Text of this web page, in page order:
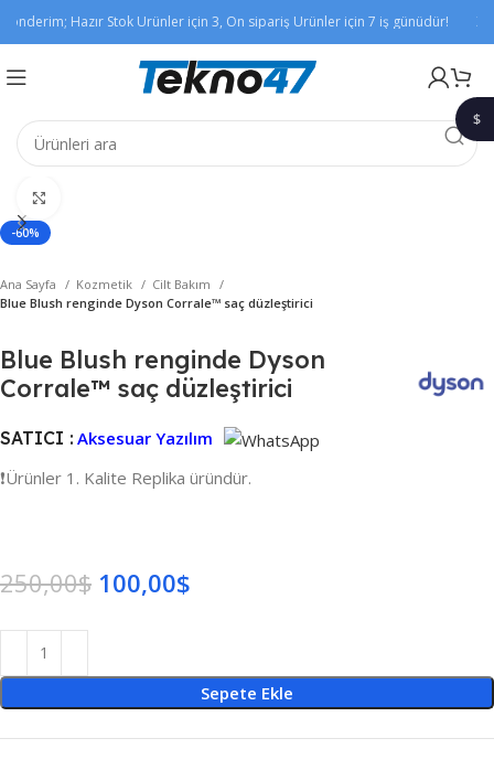
Hazır Stok Ürünler için 3, Ön sipariş Ürünler için 7 iş günüdür!
-60%
Ana Sayfa Kozmetik
Cilt Bakım
Blue Blush renginde Dyson Corrale™ saç düzleştirici
Blue Blush renginde Dyson
Corrale™ saç düzleştirici
SATICI : Aksesuar Yazılım
❗️Ürünler 1. Kalite Replika üründür.
250,00$ 100,00$
Sepete Ekle
$